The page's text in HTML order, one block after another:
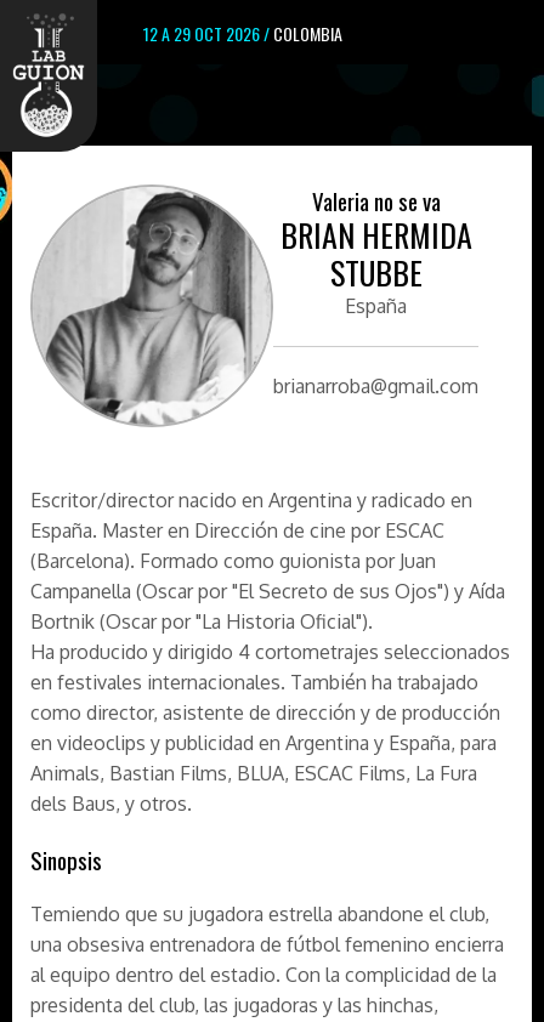
12 A 29 OCT 2026 /COLOMBIA
Valeria no se va
BRIAN HERMIDA
STUBBE
España
brianarroba@gmail.com
Escritor/director nacido en Argentina y radicado en
España. Master en Dirección de cine por ESCAC
(Barcelona). Formado como guionista por Juan
Campanella (Oscar por "El Secreto de sus Ojos") y Aída
Bortnik (Oscar por "La Historia Oficial").
Ha producido y dirigido 4 cortometrajes seleccionados
en festivales internacionales. También ha trabajado
como director, asistente de dirección y de producción
en videoclips y publicidad en Argentina y España, para
Animals, Bastian Films, BLUA, ESCAC Films, La Fura
dels Baus, y otros.
Sinopsis
Temiendo que su jugadora estrella abandone el club,
una obsesiva entrenadora de fútbol femenino encierra
al equipo dentro del estadio. Con la complicidad de la
presidenta del club, las jugadoras y las hinchas,